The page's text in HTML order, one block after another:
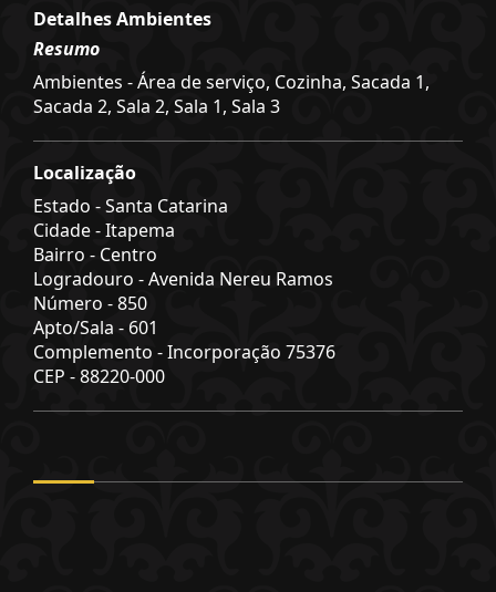
Detalhes Ambientes
Resumo
Ambientes - Área de serviço, Cozinha, Sacada 1,
Sacada 2, Sala 2, Sala 1, Sala 3
Localização
Estado -Santa Catarina
Cidade -Itapema
Bairro - Centro
Logradouro -Avenida Nereu Ramos
Número -850
Apto/Sala - 601
Complemento -Incorporação 75376
CEP -88220-000